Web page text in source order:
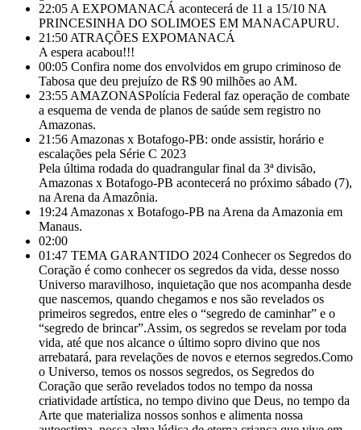
22:05 A EXPOMANACÁ acontecerá de 11 a 15/10 NA
PRINCESINHA DO SOLIMOES EM MANACAPURU.
21:50 ATRAÇÕES EXPOMANACÁ
A espera acabou!!!
00:05 Confira nome dos envolvidos em grupo criminoso de
Tabosa que deu prejuízo de R$ 90 milhões ao AM.
23:55 AMAZONASPolícia Federal faz operação de combate
a esquema de venda de planos de saúde sem registro no
Amazonas.
21:56 Amazonas x Botafogo-PB: onde assistir, horário e
escalações pela Série C 2023
Pela última rodada do quadrangular final da 3ª divisão,
Amazonas x Botafogo-PB acontecerá no próximo sábado (7),
na Arena da Amazônia.
19:24 Amazonas x Botafogo-PB na Arena da Amazonia em
Manaus.
02:00
01:47 TEMA GARANTIDO 2024 Conhecer os Segredos do
Coração é como conhecer os segredos da vida, desse nosso
Universo maravilhoso, inquietação que nos acompanha desde
que nascemos, quando chegamos e nos são revelados os
primeiros segredos, entre eles o “segredo de caminhar” e o
“segredo de brincar”.Assim, os segredos se revelam por toda
vida, até que nos alcance o último sopro divino que nos
arrebatará, para revelações de novos e eternos segredos.Como
o Universo, temos os nossos segredos, os Segredos do
Coração que serão revelados todos no tempo da nossa
criatividade artística, no tempo divino que Deus, no tempo da
Arte que materializa nossos sonhos e alimenta nossa